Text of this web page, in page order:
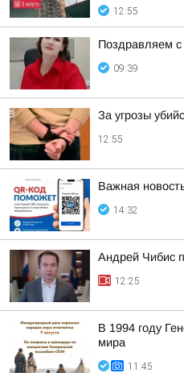
12:55
Поздравляем с
09:39
За угрозы
12:55
Важная
14:32
Андрей Чибис
12:25
В 1994 году
мира
11:45